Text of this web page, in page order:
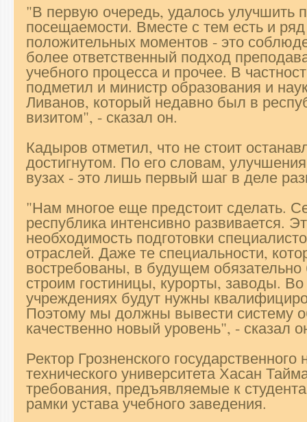
"В первую очередь, удалось улучшить
посещаемости. Вместе с тем есть и ряд
положительных моментов - это
более ответственный подход
учебного процесса и прочее. В
подметил и министр образования и
Ливанов, который недавно был в
визитом", - сказал он.
Кадыров отметил, что не стоит
достигнутом. По его словам,
вузах - это лишь первый шаг в деле
"Нам многое еще предстоит сделать.
республика интенсивно развивается.
необходимость подготовки
отраслей. Даже те специальности,
востребованы, в будущем
строим гостиницы, курорты, заводы. Во
учреждениях будут нужны
Поэтому мы должны вывести систему
качественно новый уровень", - сказал
Ректор Грозненского государственного
технического университета Хасан
требования, предъявляемые к
рамки устава учебного заведения.